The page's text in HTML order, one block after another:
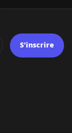
S'inscrire